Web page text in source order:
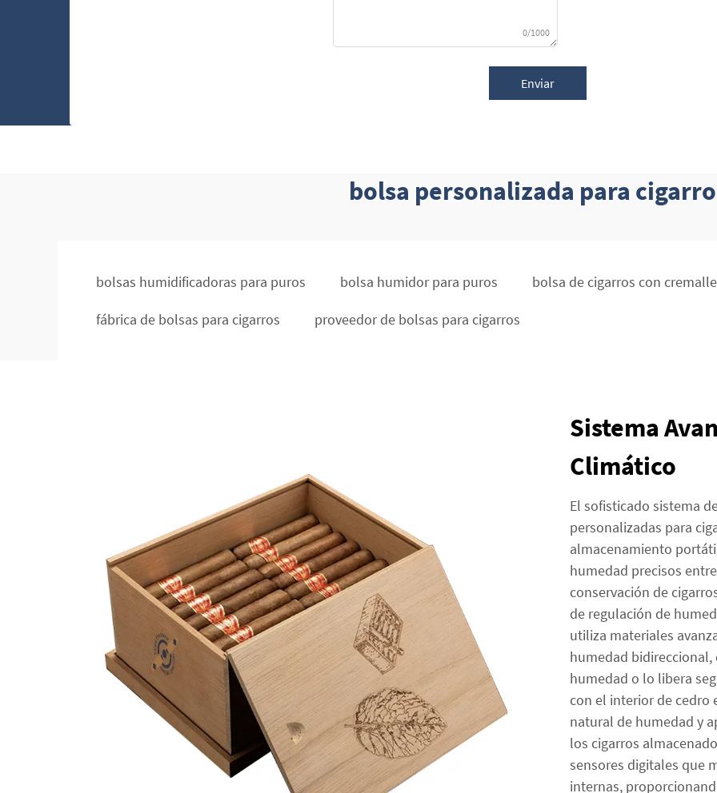
0/1000
Enviar
bolsa personalizada para
bolsas humidificadoras para puros bolsa humidor para puros bolsa de cigarros con
fábrica de bolsas para cigarros proveedor de bolsas para cigarros
Sistema
Climático
El sofisticado sistema
personalizadas para
almacenamiento
humedad precisos
conservación de
de regulación de
utiliza materiales
humedad
humedad o lo libera
con el interior de cedro
natural de humedad y
los cigarros
sensores digitales que
internas,